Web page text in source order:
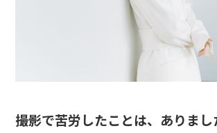
――撮影で苦労したことは、ありまし